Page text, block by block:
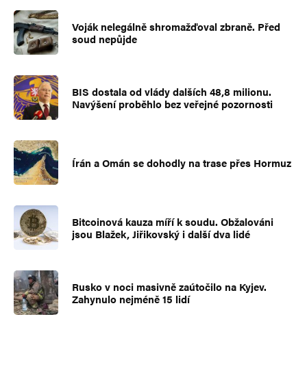
Voják nelegálně shromažďoval zbraně. Před
soud nepůjde
BIS dostala od vlády dalších 48,8 milionu.
Navýšení proběhlo bez veřejné pozornosti
Írán a Omán se dohodly na trase přes Hormuz
Bitcoinová kauza míří k soudu. Obžalováni
jsou Blažek, Jiřikovský i další dva lidé
Rusko v noci masivně zaútočilo na Kyjev.
Zahynulo nejméně 15 lidí